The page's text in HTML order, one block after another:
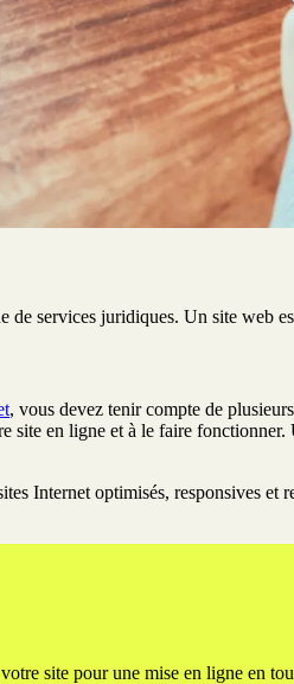
services juridiques. Un site web
, vous devez tenir compte de
site en ligne et à le faire
Internet optimisés, responsives
site pour une mise en ligne en